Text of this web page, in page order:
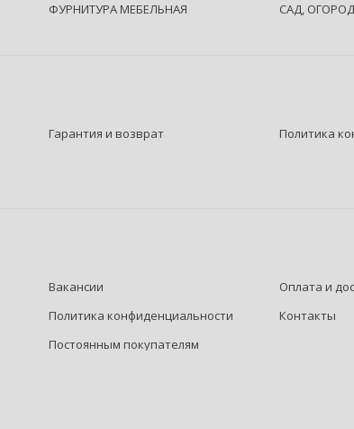
ФУРНИТУРА МЕБЕЛЬНАЯ САД,
Гарантия и возврат
Политика
Вакансии
Оплата и
Политика конфиденциальности
Контакты
Постоянным покупателям